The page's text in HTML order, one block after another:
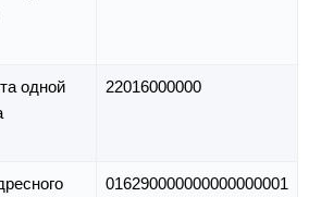
одной
22016000000
016290000000000000001